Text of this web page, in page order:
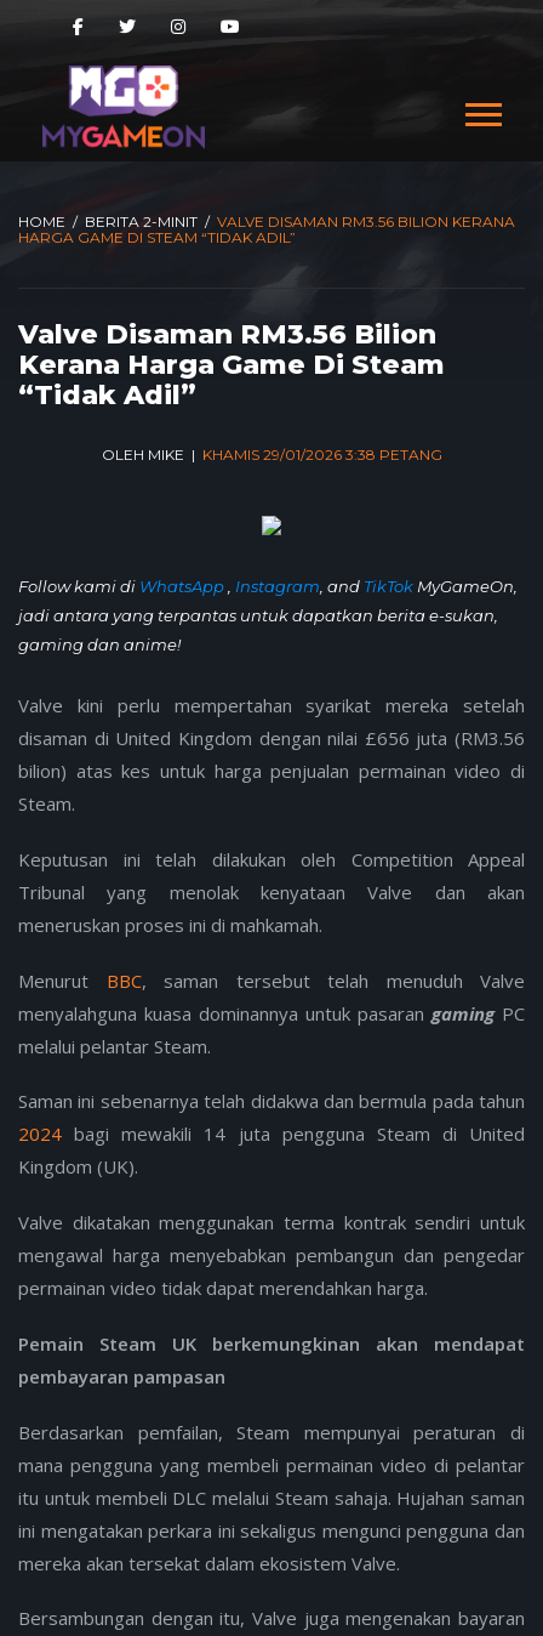
HOME / BERITA 2-MINIT / VALVE DISAMAN RM3.56 BILION KERANA
HARGA GAME DI STEAM “TIDAK ADIL”
Valve Disaman RM3.56 Bilion
Kerana Harga Game Di Steam
“Tidak Adil”
OLEH MIKE | KHAMIS 29/01/2026 3:38 PETANG
Follow kami di WhatsApp Instagram , and TikTok MyGameOn,
jadi antara yang terpantas untuk dapatkan berita e-sukan,
gaming dan anime!
Valve kini perlu mempertahan syarikat mereka setelah
disaman di United Kingdom dengan nilai £656 juta (RM3.56
bilion) atas kes untuk harga penjualan permainan video di
Steam.
Keputusan ini telah dilakukan oleh Competition Appeal
Tribunal yang menolak kenyataan Valve dan akan
meneruskan proses ini di mahkamah.
Menurut BBC, saman tersebut telah menuduh Valve
menyalahguna kuasa dominannya untuk pasaran gamingPC
melalui pelantar Steam.
Saman ini sebenarnya telah didakwa dan bermula pada tahun
2024 bagi mewakili 14 juta pengguna Steam di United
Kingdom (UK).
Valve dikatakan menggunakan terma kontrak sendiri untuk
mengawal harga menyebabkan pembangun dan pengedar
permainan video tidak dapat merendahkan harga.
Pemain Steam UK berkemungkinan akan mendapat
pembayaran pampasan
Berdasarkan pemfailan, Steam mempunyai peraturan di
mana pengguna yang membeli permainan video di pelantar
itu untuk membeli DLC melalui Steam sahaja. Hujahan saman
ini mengatakan perkara ini sekaligus mengunci pengguna dan
mereka akan tersekat dalam ekosistem Valve.
Bersambungan dengan itu, Valve juga mengenakan bayaran